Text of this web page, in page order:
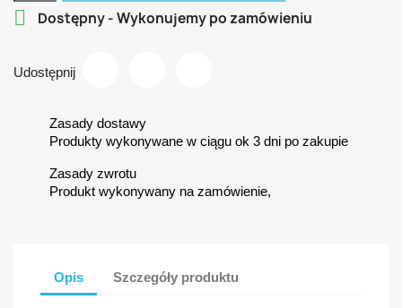
 Dostępny - Wykonujemy po zamówieniu
Udostępnij
Zasady dostawy
Produkty wykonywane w ciągu ok 3 dni po zakupie
Zasady zwrotu
Produkt wykonywany na zamówienie,
Opis Szczegóły produktu